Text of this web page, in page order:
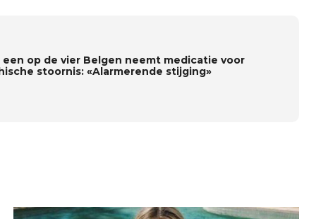
een op de vier Belgen neemt medicatie voor
stoornis: «Alarmerende stijging»